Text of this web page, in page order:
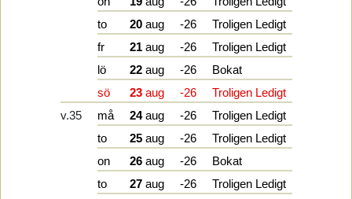
to
20aug -26
Troligen Ledigt
fr
21aug -26
Troligen Ledigt
lö
22aug -26
Bokat
sö
23aug -26
Troligen Ledigt
v.35
må 24aug -26
Troligen Ledigt
to
25aug -26
Troligen Ledigt
on
26aug -26
Bokat
to
27aug -26
Troligen Ledigt